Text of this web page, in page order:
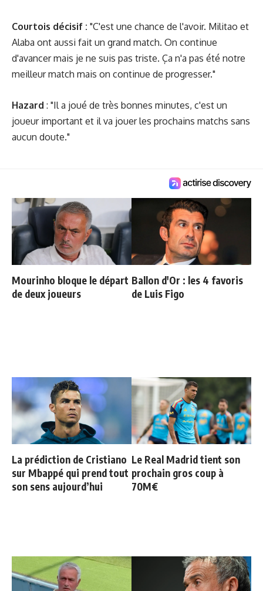
Courtois décisif : "C'est une chance de l'avoir. Militao et
Alaba ont aussi fait un grand match. On continue
d'avancer mais je ne suis pas triste. Ça n'a pas été notre
meilleur match mais on continue de progresser."
Hazard : "Il a joué de très bonnes minutes, c'est un
joueur important et il va jouer les prochains matchs sans
aucun doute."
Mourinho bloque le départ
de deux joueurs
Ballon d'Or : les 4 favoris
de Luis Figo
La prédiction de Cristiano
sur Mbappé qui prend tout
son sens aujourd’hui
Le Real Madrid tient son
prochain gros coup à
70M€